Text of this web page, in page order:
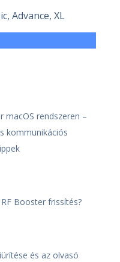
Advance, XL
macOS rendszeren –
kommunikációs
Booster frissítés?
és az olvasó